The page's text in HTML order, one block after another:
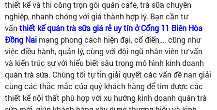
thiết kế và thi công trọn gói quán cafe, trà sữa chuyên
nghiệp, nhanh chóng với giá thành hợp lý. Bạn cần tư
vấn thiết kế quán trà sữa giá rẻ uy tín ở Cổng 11 Biên Hòa
Đồng Nai mang phong cách hiện đại, cổ điển,… cũng như
việc điều hành, quản lý, cùng với đội ngũ nhân viên tư vấn
và kiến trúc sư với hiểu biết sâu trong mô hình kinh doanh
quán trà sữa. Chúng tôi tự tin giải quyết các vấn đề nan giải
cùng các thắc mắc của quý khách hàng để tìm được các
thiết kế nội thất phù hợp với xu hướng kinh doanh quán trà